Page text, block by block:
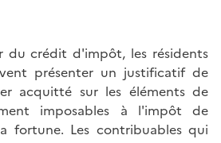
du crédit d'impôt, les résidents
présenter un justificatif de
acquitté sur les éléments de
imposables à l'impôt de
fortune. Les contribuables qui